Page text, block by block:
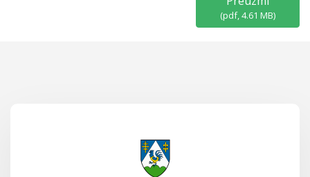
(pdf,4.61 MB)